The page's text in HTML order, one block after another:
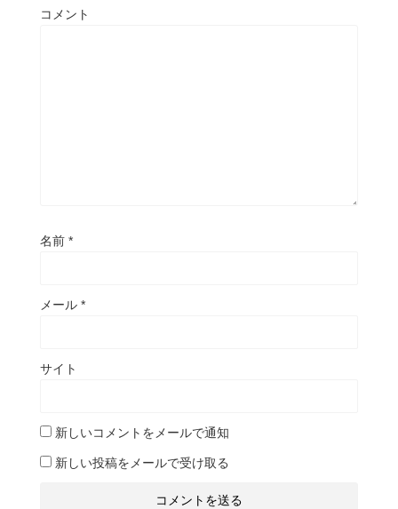
コメント
名前 *
メール *
サイト
新しいコメントをメールで通知
新しい投稿をメールで受け取る